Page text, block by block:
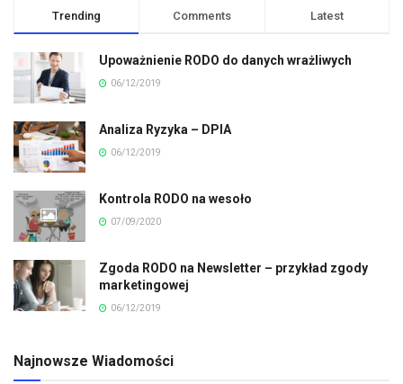
Trending Comments Latest
Upoważnienie RODO do danych wrażliwych
06/12/2019
Analiza Ryzyka – DPIA
06/12/2019
Kontrola RODO na wesoło
07/09/2020
Zgoda RODO na Newsletter – przykład zgody
marketingowej
06/12/2019
Najnowsze Wiadomości